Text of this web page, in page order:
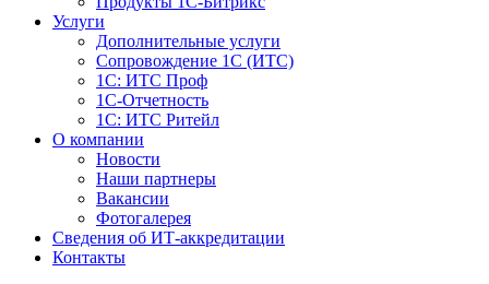
Услуги
Дополнительные услуги
Сопровождение 1С (ИТС)
1С: ИТС Проф
1С-Отчетность
1С: ИТС Ритейл
О компании
Новости
Наши партнеры
Вакансии
Фотогалерея
Сведения об ИТ-аккредитации
Контакты